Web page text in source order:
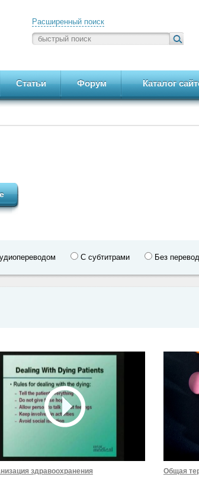
Расширенный поиск
Статьи Форум Каталог
С субтитрами Без
здравоохранения
Общая